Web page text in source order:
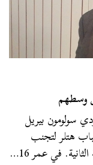
وسطهم
سولومون بيريل
هتلر لتجنب
في عمر 16…